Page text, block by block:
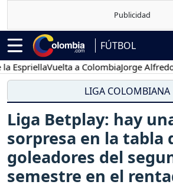
FÚTBOL
Vuelta a ColombiaJorge Alfredo
LIGA COLOMBIANA
Liga Betplay: hay
sorpresa en la tabla
goleadores del
semestre en el